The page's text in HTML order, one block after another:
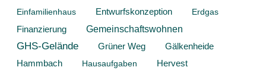
Einfamilienhaus
Entwurfskonzeption
Erdgas
Finanzierung
Gemeinschaftswohnen
GHS-Gelände Grüner Weg Gälkenheide
Hammbach Hausaufgaben Hervest